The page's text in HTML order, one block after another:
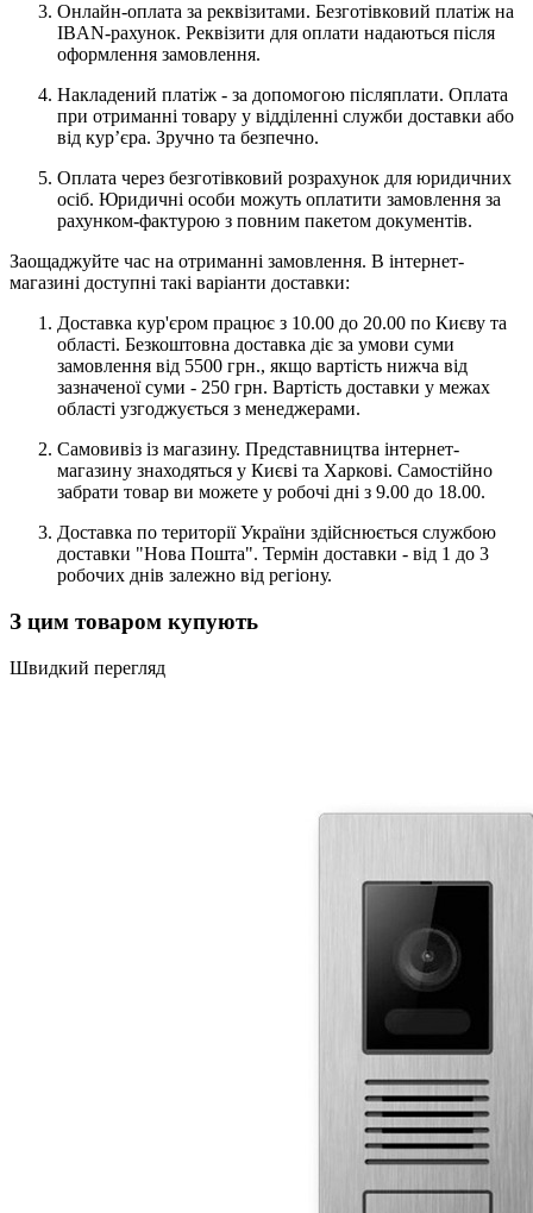
Онлайн-оплата за реквізитами. Безготівковий платіж на
IBAN-рахунок. Реквізити для оплати надаються після
оформлення замовлення.
Накладений платіж - за допомогою післяплати. Оплата
при отриманні товару у відділенні служби доставки або
від кур’єра. Зручно та безпечно.
Оплата через безготівковий розрахунок для юридичних
осіб. Юридичні особи можуть оплатити замовлення за
рахунком-фактурою з повним пакетом документів.
Заощаджуйте час на отриманні замовлення. В інтернет-
магазині доступні такі варіанти доставки:
Доставка кур'єром працює з 10.00 до 20.00 по Києву та
області. Безкоштовна доставка діє за умови суми
замовлення від 5500 грн., якщо вартість нижча від
зазначеної суми - 250 грн. Вартість доставки у межах
області узгоджується з менеджерами.
Самовивіз із магазину. Представництва інтернет-
магазину знаходяться у Києві та Харкові. Самостійно
забрати товар ви можете у робочі дні з 9.00 до 18.00.
Доставка по території України здійснюється службою
доставки "Нова Пошта". Термін доставки - від 1 до 3
робочих днів залежно від регіону.
З цим товаром купують
Швидкий перегляд